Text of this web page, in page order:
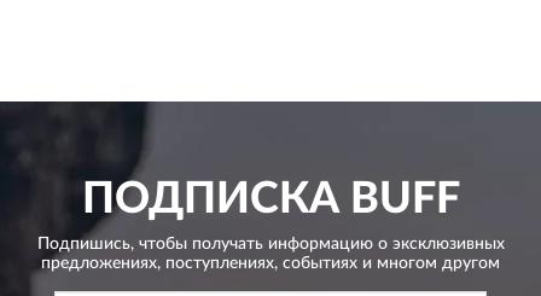
ПОДПИСКАBUFF
Подпишись, чтобы получать информацию о эксклюзивных
предложениях, поступлениях, событиях и многом другом